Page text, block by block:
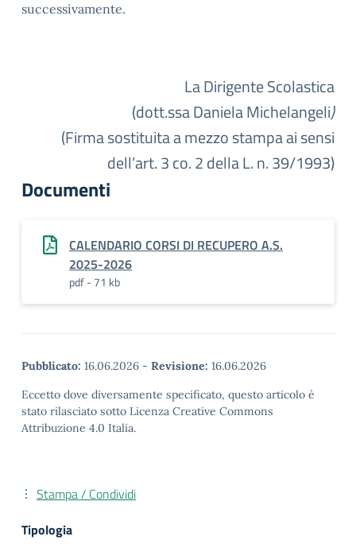
successivamente.
La Dirigente Scolastica
(dott.ssa Daniela Michelangeli)
(Firma sostituita a mezzo stampa ai sensi
dell’art. 3 co. 2 della L. n. 39/1993)
Documenti
CALENDARIO CORSI DI RECUPERO A.S.
2025-2026
pdf - 71 kb
Pubblicato: 16.06.2026 - Revisione: 16.06.2026
Eccetto dove diversamente specificato, questo articolo è
stato rilasciato sotto Licenza Creative Commons
Attribuzione 4.0 Italia.
Stampa / Condividi
Tipologia